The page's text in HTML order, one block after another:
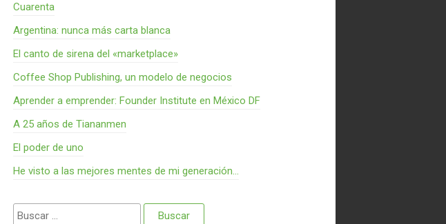
Cuarenta
Argentina: nunca más carta blanca
El canto de sirena del «marketplace»
Coffee Shop Publishing, un modelo de negocios
Aprender a emprender: Founder Institute en México DF
A 25 años de Tiananmen
El poder de uno
He visto a las mejores mentes de mi generación…
Buscar: